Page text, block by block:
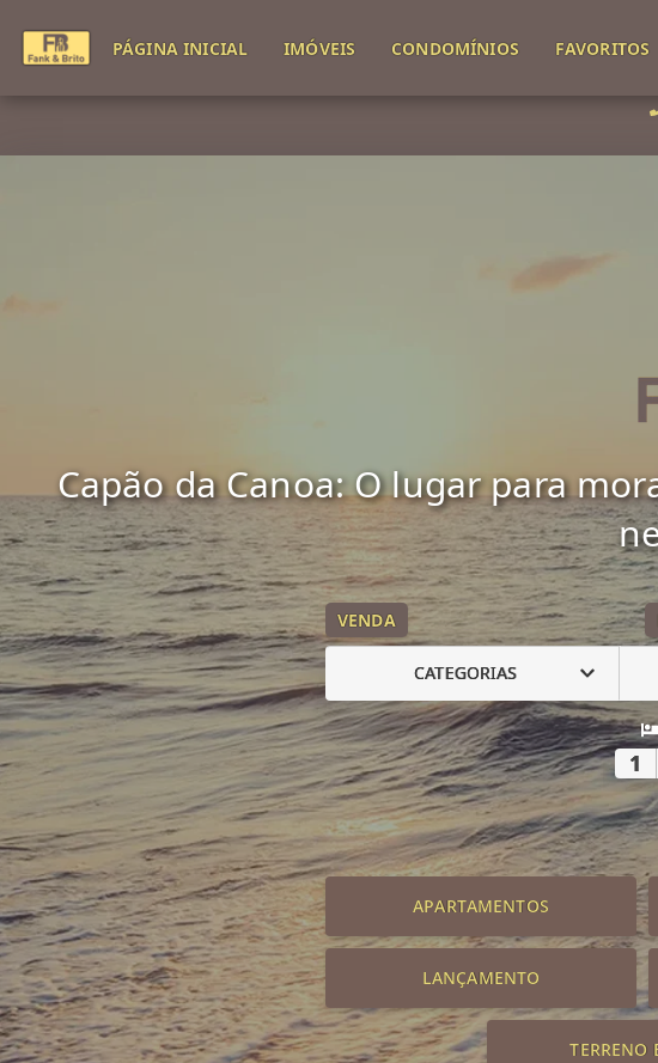
PÁGINA INICIAL IMÓVEIS CONDOMÍNIOS FAVORITOS
Capão da Canoa: O lugar para
VENDA
CATEGORIAS
1
APARTAMENTOS
LANÇAMENTO
TERRENO